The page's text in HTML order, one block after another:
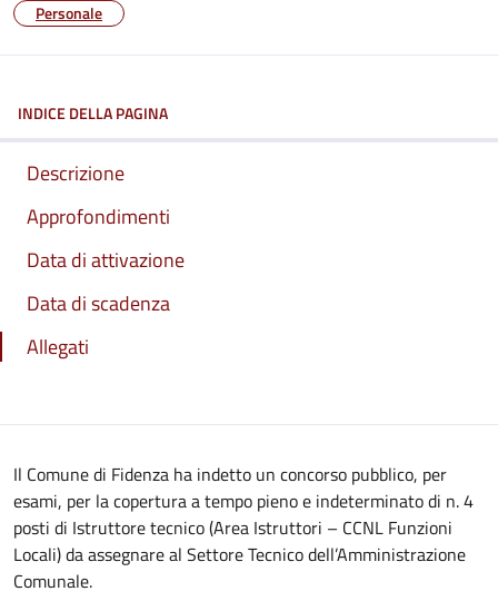
Personale
INDICE DELLA PAGINA
Descrizione
Approfondimenti
Data di attivazione
Data di scadenza
Allegati
Il Comune di Fidenza ha indetto un concorso pubblico, per
esami, per la copertura a tempo pieno e indeterminato di n. 4
posti di Istruttore tecnico (Area Istruttori – CCNL Funzioni
Locali) da assegnare al Settore Tecnico dell’Amministrazione
Comunale.